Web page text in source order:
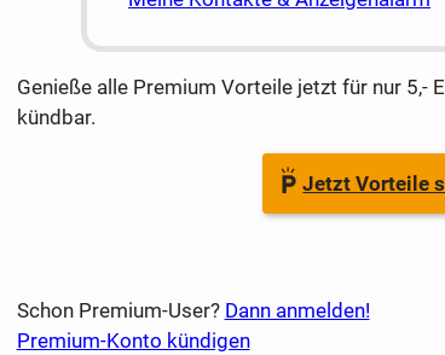
Genieße alle Premium Vorteile jetzt für nur 5,-
kündbar.
Jetzt Vorteile
Schon Premium-User? Dann anmelden!
Premium-Konto kündigen